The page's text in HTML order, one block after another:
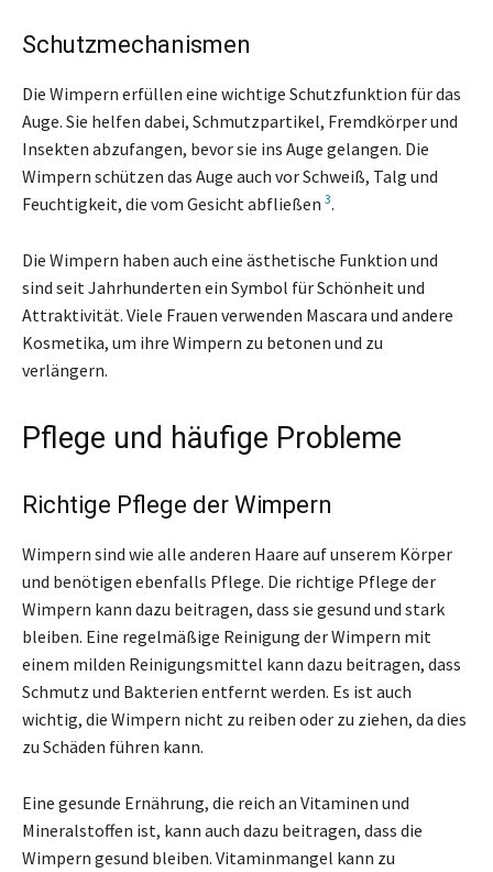
Schutzmechanismen
Die Wimpern erfüllen eine wichtige Schutzfunktion für das
Auge. Sie helfen dabei, Schmutzpartikel, Fremdkörper und
Insekten abzufangen, bevor sie ins Auge gelangen. Die
Wimpern schützen das Auge auch vor Schweiß, Talg und
Feuchtigkeit, die vom Gesicht abfließen 3.
Die Wimpern haben auch eine ästhetische Funktion und
sind seit Jahrhunderten ein Symbol für Schönheit und
Attraktivität. Viele Frauen verwenden Mascara und andere
Kosmetika, um ihre Wimpern zu betonen und zu
verlängern.
Pflege und häufige Probleme
Richtige Pflege der Wimpern
Wimpern sind wie alle anderen Haare auf unserem Körper
und benötigen ebenfalls Pflege. Die richtige Pflege der
Wimpern kann dazu beitragen, dass sie gesund und stark
bleiben. Eine regelmäßige Reinigung der Wimpern mit
einem milden Reinigungsmittel kann dazu beitragen, dass
Schmutz und Bakterien entfernt werden. Es ist auch
wichtig, die Wimpern nicht zu reiben oder zu ziehen, da dies
zu Schäden führen kann.
Eine gesunde Ernährung, die reich an Vitaminen und
Mineralstoffen ist, kann auch dazu beitragen, dass die
Wimpern gesund bleiben. Vitaminmangel kann zu